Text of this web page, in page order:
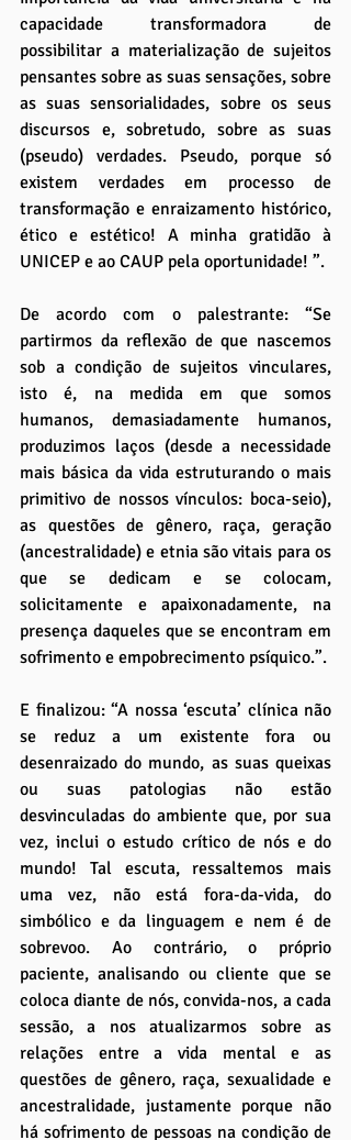
capacidade transformadora de
possibilitar a materialização de sujeitos
pensantes sobre as suas sensações, sobre
as suas sensorialidades, sobre os seus
discursos e, sobretudo, sobre as suas
(pseudo) verdades. Pseudo, porque só
existem verdades em processo de
transformação e enraizamento histórico,
ético e estético! A minha gratidão à
UNICEP e ao CAUP pela oportunidade! ”.
De acordo com o palestrante: “Se
partirmos da reflexão de que nascemos
sob a condição de sujeitos vinculares,
isto é, na medida em que somos
humanos, demasiadamente humanos,
produzimos laços (desde a necessidade
mais básica da vida estruturando o mais
primitivo de nossos vínculos: boca-seio),
as questões de gênero, raça, geração
(ancestralidade) e etnia são vitais para os
que se dedicam e se colocam,
solicitamente e apaixonadamente, na
presença daqueles que se encontram em
sofrimento e empobrecimento psíquico.”.
E finalizou: “A nossa ‘escuta’ clínica não
se reduz a um existente fora ou
desenraizado do mundo, as suas queixas
ou suas patologias não estão
desvinculadas do ambiente que, por sua
vez, inclui o estudo crítico de nós e do
mundo! Tal escuta, ressaltemos mais
uma vez, não está fora-da-vida, do
simbólico e da linguagem e nem é de
sobrevoo. Ao contrário, o próprio
paciente, analisando ou cliente que se
coloca diante de nós, convida-nos, a cada
sessão, a nos atualizarmos sobre as
relações entre a vida mental e as
questões de gênero, raça, sexualidade e
ancestralidade, justamente porque não
há sofrimento de pessoas na condição de